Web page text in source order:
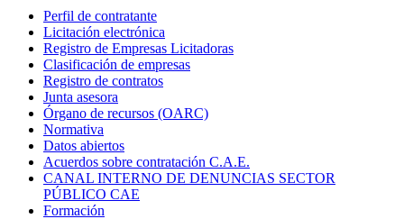
Perfil de contratante
Licitación electrónica
Registro de Empresas Licitadoras
Clasificación de empresas
Registro de contratos
Junta asesora
Órgano de recursos (OARC)
Normativa
Datos abiertos
Acuerdos sobre contratación C.A.E.
CANAL INTERNO DE DENUNCIAS SECTOR
PÚBLICO CAE
Formación